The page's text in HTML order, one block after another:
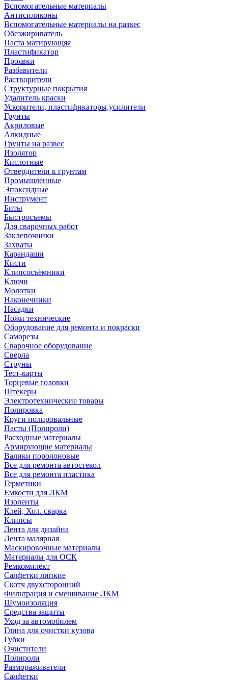
Вспомогательные материалы
Антисиликоны
Вспомогательные материалы на развес
Обезжириватель
Паста матирующяя
Пластификатор
Проявки
Разбавители
Растворители
Структурные покрытия
Удалитель краски
Ускорители, пластификаторы,усилители
Грунты
Акриловые
Алкидные
Грунты на развес
Изолятор
Кислотные
Отвердители к грунтам
Промышленные
Эпоксидные
Инструмент
Биты
Быстросъемы
Для сварочных работ
Заклепочники
Захваты
Карандаши
Кисти
Клипсосъёмники
Ключи
Молотки
Наконечники
Насадки
Ножи технические
Оборудование для ремонта и покраски
Саморезы
Сварочное оборудование
Сверла
Струны
Тест-карты
Торцевые головки
Штекеры
Электротехнические товары
Полировка
Круги полировальные
Пасты (Полироли)
Расходные материалы
Армирующие материалы
Валики поролоновые
Все для ремонта автостекол
Все для ремонта пластика
Герметики
Емкости для ЛКМ
Изоленты
Клей, Хол. сварка
Клипсы
Лента для дизайна
Лента малярная
Маскировочные материалы
Материалы для ОСК
Ремкомплект
Салфетки липкие
Скотч двухсторонний
Фильтрация и смешивание ЛКМ
Шумоизоляция
Средства защиты
Уход за автомобилем
Глина для очистки кузова
Губки
Очистители
Полироли
Размораживатели
Салфетки